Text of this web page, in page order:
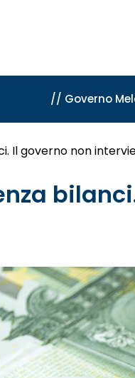
// Governo
Il governo non